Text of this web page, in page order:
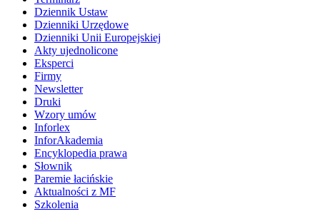
Dziennik Ustaw
Dzienniki Urzędowe
Dzienniki Unii Europejskiej
Akty ujednolicone
Eksperci
Firmy
Newsletter
Druki
Wzory umów
Inforlex
InforAkademia
Encyklopedia prawa
Słownik
Paremie łacińskie
Aktualności z MF
Szkolenia